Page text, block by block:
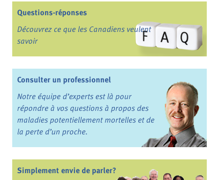
Questions-réponses
Découvrez ce que les Canadiens veulent
savoir
Consulter un professionnel
Notre équipe d’experts est là pour
répondre à vos questions à propos des
maladies potentiellement mortelles et de
la perte d’un proche.
Simplement envie de parler?